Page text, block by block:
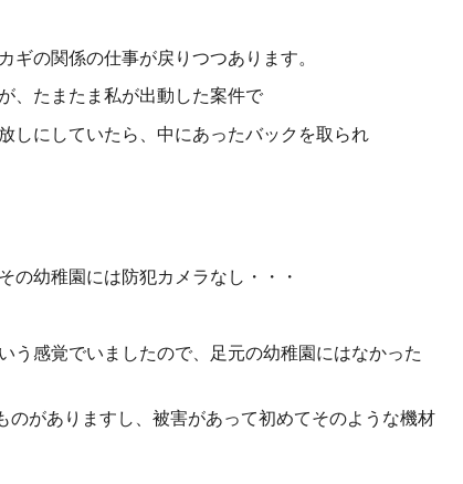
の関係の仕事が戻りつつあります。
、たまたま私が出動した案件で
しにしていたら、中にあったバックを取られ
の幼稚園には防犯カメラなし・・・
う感覚でいましたので、足元の幼稚園にはなかった
のがありますし、被害があって初めてそのような機材